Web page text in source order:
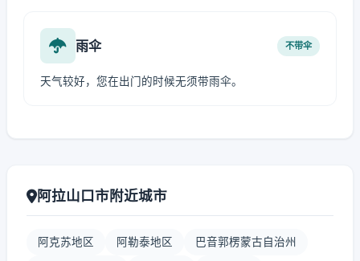
雨伞 不带伞
天气较好，您在出门的时候无须带雨伞。
阿拉山口市附近城市
阿克苏地区 阿勒泰地区 巴音郭楞蒙古自治州